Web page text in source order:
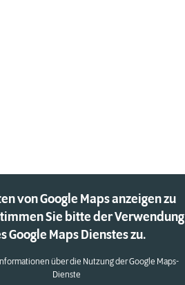
von Google Maps anzeigen zu
Sie bitte der Verwendung
Google Maps Dienstes zu.
über die Nutzung der Google Maps-
Dienste